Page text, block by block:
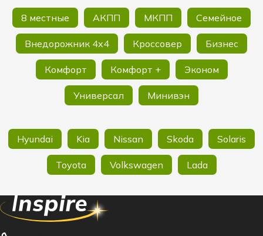
8 местные АКПП МКПП Семейное
Внедорожник 4х4 Кроссовер Бизнес
Комфорт Комфорт + Эконом
Универсал Минивэн
Hyundai Kia Nissan Skoda Solaris
Toyota Volkswagen Lada